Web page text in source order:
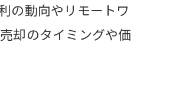
の動向やリモートワ
却のタイミングや価